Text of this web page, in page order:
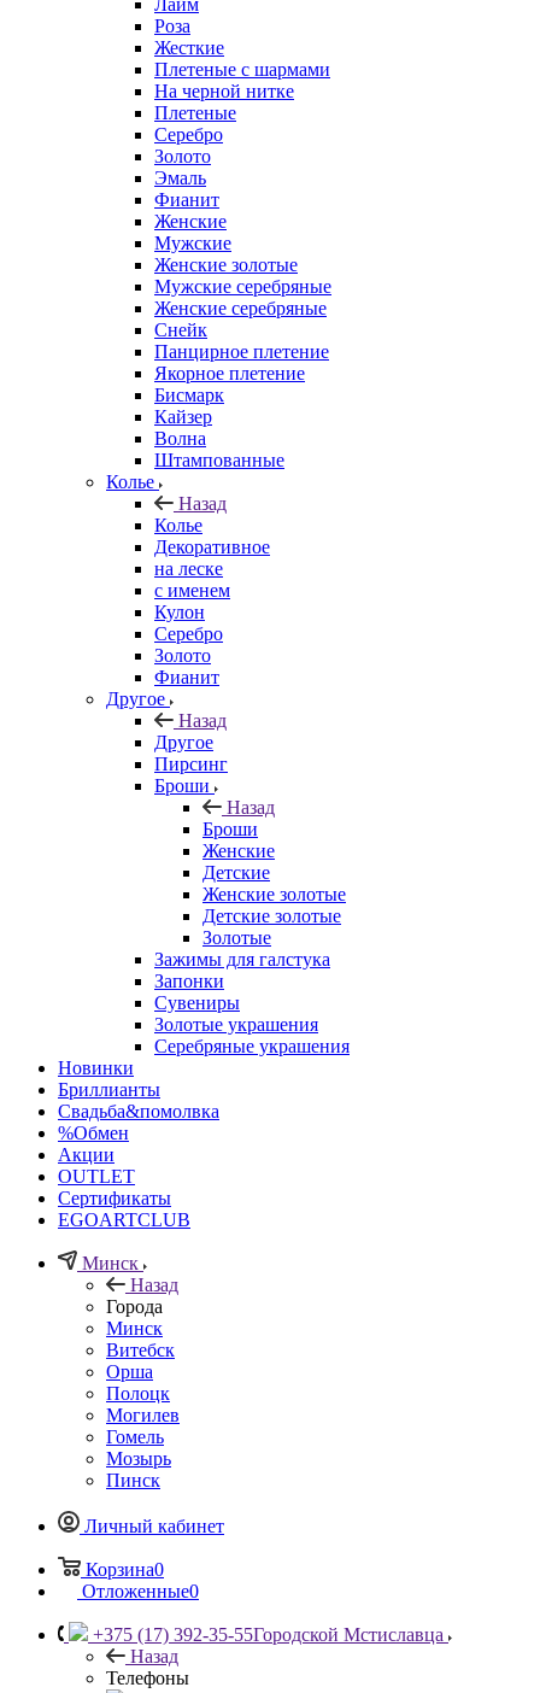
Лайм
Роза
Жесткие
Плетеные с шармами
На черной нитке
Плетеные
Серебро
Золото
Эмаль
Фианит
Женские
Мужские
Женские золотые
Мужские серебряные
Женские серебряные
Снейк
Панцирное плетение
Якорное плетение
Бисмарк
Кайзер
Волна
Штампованные
Колье
Назад
Колье
Декоративное
на леске
с именем
Кулон
Серебро
Золото
Фианит
Другое
Назад
Другое
Пирсинг
Броши
Назад
Броши
Женские
Детские
Женские золотые
Детские золотые
Золотые
Зажимы для галстука
Запонки
Сувениры
Золотые украшения
Серебряные украшения
Новинки
Бриллианты
Свадьба&помолвка
%Обмен
Акции
OUTLET
Сертификаты
EGOARTCLUB
Минск
Назад
Города
Минск
Витебск
Орша
Полоцк
Могилев
Гомель
Мозырь
Пинск
Личный кабинет
Корзина0
Отложенные0
+375 (17) 392-35-55Городской Мстиславца
Назад
Телефоны